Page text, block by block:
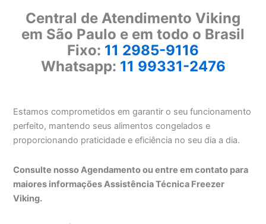
Central de Atendimento Viking
em São Paulo e em todo o Brasil
Fixo: 11 2985-9116
Whatsapp: 11 99331-2476
Estamos comprometidos em garantir o seu funcionamento
perfeito, mantendo seus alimentos congelados e
proporcionando praticidade e eficiência no seu dia a dia.
Consulte nosso Agendamento ou entre em contato para
maiores informações Assistência Técnica Freezer
Viking.